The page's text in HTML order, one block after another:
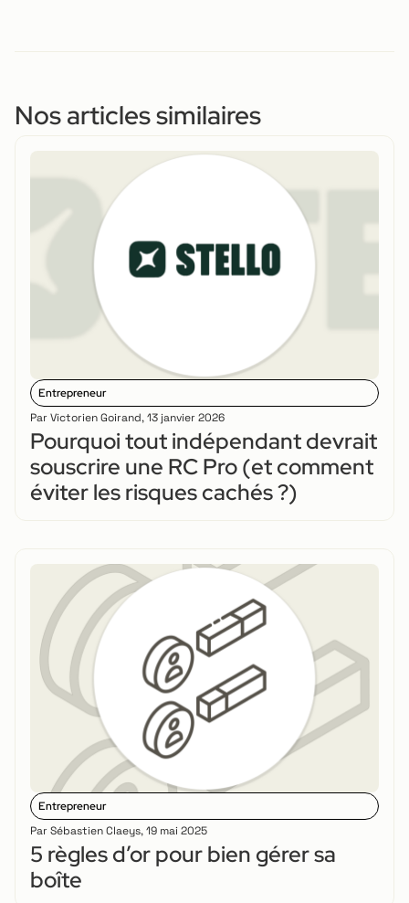
Nos articles similaires
Entrepreneur
Par Victorien Goirand,13 janvier 2026
Pourquoi tout indépendant devrait
souscrire une RC Pro (et comment
éviter les risques cachés ?)
Entrepreneur
Par Sébastien Claeys,19 mai 2025
5 règles d’or pour bien gérer sa
boîte